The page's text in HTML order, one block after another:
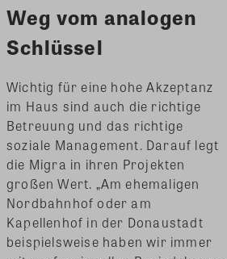
Weg vom analogen
Schlüssel
Wichtig für eine hohe Akzeptanz
im Haus sind auch die richtige
Betreuung und das richtige
soziale Management. Darauf legt
die Migra in ihren Projekten
großen Wert. „Am ehemaligen
Nordbahnhof oder am
Kapellenhof in der Donaustadt
beispielsweise haben wir immer